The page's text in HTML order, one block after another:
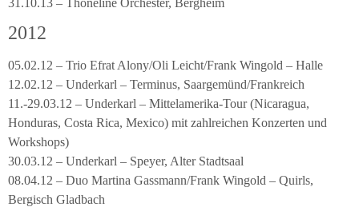
31.10.13 – Thoneline Orchester, Bergheim
2012
05.02.12 – Trio Efrat Alony/Oli Leicht/Frank Wingold – Halle
12.02.12 – Underkarl – Terminus, Saargemünd/Frankreich
11.-29.03.12 – Underkarl – Mittelamerika-Tour (Nicaragua,
Honduras, Costa Rica, Mexico) mit zahlreichen Konzerten und
Workshops)
30.03.12 – Underkarl – Speyer, Alter Stadtsaal
08.04.12 – Duo Martina Gassmann/Frank Wingold – Quirls,
Bergisch Gladbach